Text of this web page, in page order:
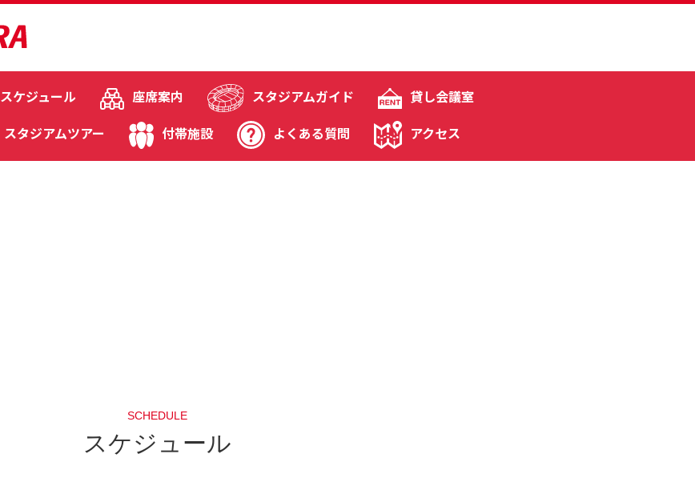
スケジュール 座席案内 スタジアムガイド
貸し会議室
スタジアムツアー 付帯施設 よくある質問 アクセス
SCHEDULE
スケジュール